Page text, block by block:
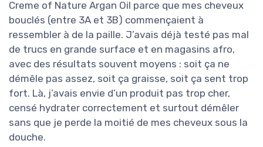
Creme of Nature Argan Oil parce que mes cheveux
bouclés (entre 3A et 3B) commençaient à
ressembler à de la paille. J’avais déjà testé pas mal
de trucs en grande surface et en magasins afro,
avec des résultats souvent moyens : soit ça ne
démêle pas assez, soit ça graisse, soit ça sent trop
fort. Là, j’avais envie d’un produit pas trop cher,
censé hydrater correctement et surtout démêler
sans que je perde la moitié de mes cheveux sous la
douche.